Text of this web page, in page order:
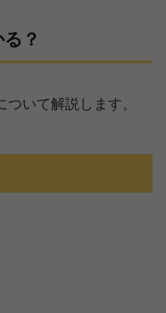
？
いて解説します。